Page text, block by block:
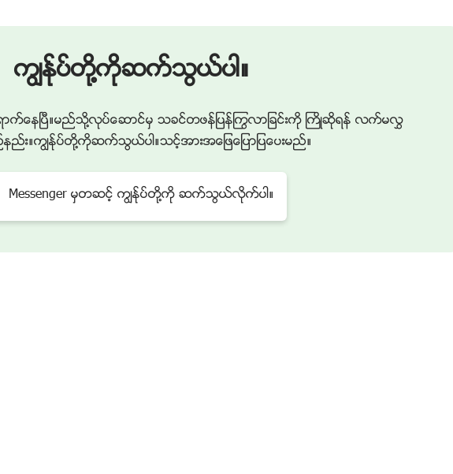
ကြန္ျမဴနစ္ပါတီ၏ ဖိႏွိပ္ျခင္းေၾကာင့္ ကစဥ့္ကလ်ားျဖစ္ခဲ့ရသည္။
ကြၽန္ုပ္တို႔ကိုဆက္သြယ္ပါ။
ာက္ေနၿပီ။မည္သို႔လုပ္ေဆာင္မွ သခင္တဖန္ျပန္ႂကြလာျခင္းကို ႀကိဳဆိုရန္ လက္မလႊ
း။ကြၽန္ုပ္တို႔ကိုဆက္သြယ္ပါ။သင့္အားအေျဖေျပာျပေပးမည္။
Messenger မွတဆင့္ ကြၽန္ုပ္တို႔ကို ဆက္သြယ္လိုက္ပါ။